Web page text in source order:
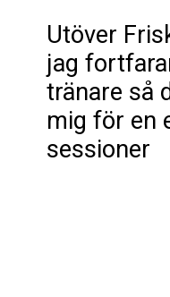
Utöver
jag
tränare så
mig för en
sessioner